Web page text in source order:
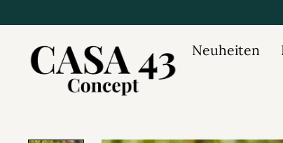
Neuheiten